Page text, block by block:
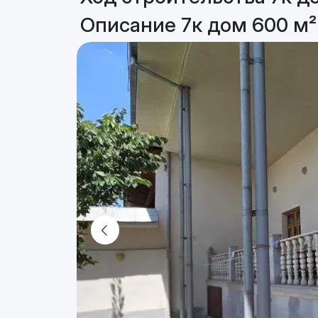
Описание 7к дом 600 м²